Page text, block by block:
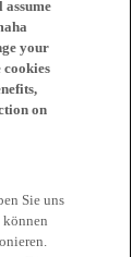
your
cookies
on
Sie uns